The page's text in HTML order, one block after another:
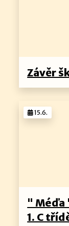
Závěr
" Méďa
1. C
15.6.